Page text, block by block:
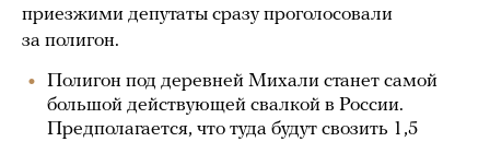
приезжими депутаты сразу проголосовали
за полигон.
Полигон под деревней Михали станет самой
большой действующей свалкой в России.
Предполагается, что туда будут свозить 1,5